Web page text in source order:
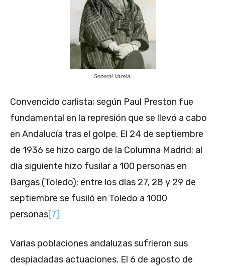
General Varela.
Convencido carlista; según Paul Preston fue
fundamental en la represión que se llevó a cabo
en Andalucía tras el golpe. El 24 de septiembre
de 1936 se hizo cargo de la Columna Madrid; al
día siguiente hizo fusilar a 100 personas en
Bargas (Toledo); entre los días 27, 28 y 29 de
septiembre se fusiló en Toledo a 1000
personas[7]
Varias poblaciones andaluzas sufrieron sus
despiadadas actuaciones. El 6 de agosto de